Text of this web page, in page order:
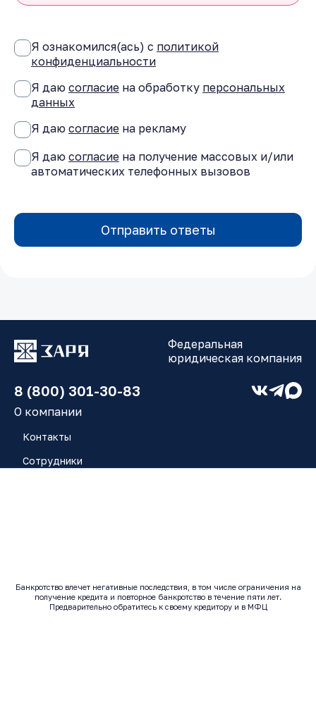
Я ознакомился(ась) с политикой
конфиденциальности
Я даю согласие на обработку персональных
данных
Я даю согласие на рекламу
Я даю согласие на получение массовых и/или
автоматических телефонных вызовов
Отправить ответы
Федеральная
юридическая компания
8 (800) 301-30-83
О компании
Контакты
Сотрудники
© 2017 - 2026 | Все права защищены
Исполнитель: ООО "ЮК ЗАРЯ" ОГРН: 1246300014443 |
Банкротство влечет негативные последствия, в том числе ограничения на
получение кредита и повторное банкротство в течение пяти лет.
Предварительно обратитесь к своему кредитору и в МФЦ